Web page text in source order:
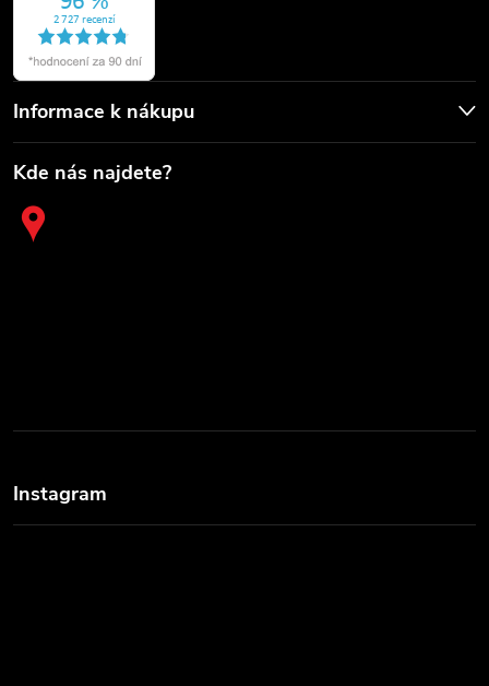
Informace k nákupu
Kde nás najdete?
Instagram